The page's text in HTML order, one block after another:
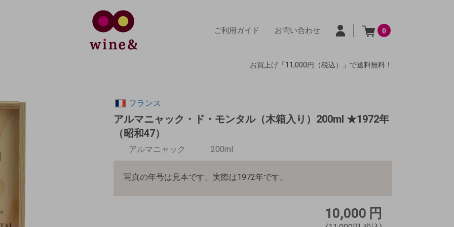
ご利用ガイド お問い合わせ 0
お買上げ「11,000円（税込）」で送料無料！
フランス
アルマニャック・ド・モンタル（木箱入り）200ml ★1972年
（昭和47）
アルマニャック 200ml
写真の年号は見本です。実際は1972年です。
10,000 円